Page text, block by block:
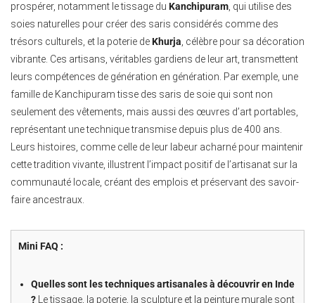
prospérer, notamment le tissage du Kanchipuram , qui utilise des
soies naturelles pour créer des saris considérés comme des
trésors culturels, et la poterie deKhurja , célèbre pour sa décoration
vibrante. Ces artisans, véritables gardiens de leur art, transmettent
leurs compétences de génération en génération. Par exemple, une
famille de Kanchipuram tisse des saris de soie qui sont non
seulement des vêtements, mais aussi des œuvres d’art portables,
représentant une technique transmise depuis plus de 400 ans.
Leurs histoires, comme celle de leur labeur acharné pour maintenir
cette tradition vivante, illustrent l’impact positif de l’artisanat sur la
communauté locale, créant des emplois et préservant des savoir-
faire ancestraux.
Mini FAQ :
Quelles sont les techniques artisanales à découvrir en Inde
? Le tissage, la poterie, la sculpture et la peinture murale sont